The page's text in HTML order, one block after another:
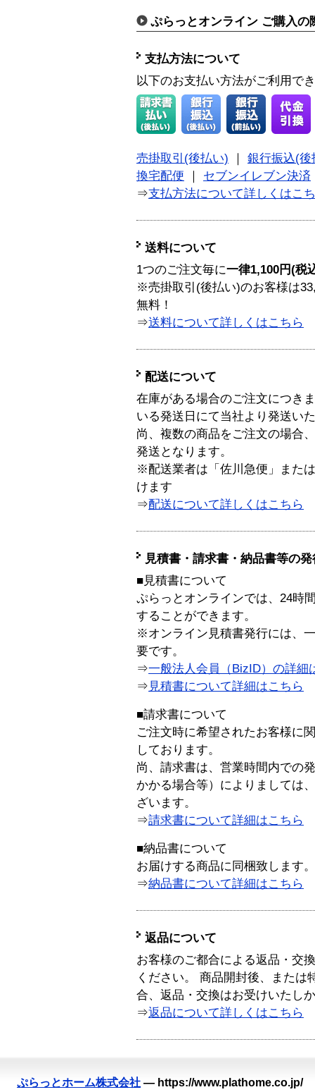
ぷらっとオンライン ご購入の
支払方法について
以下のお支払い方法がご利用で
売掛取引(後払い)
銀行振込(後
換宅配便
セブンイレブン決済
⇒支払方法について詳しくはこ
送料について
1つのご注文毎に一律1,100円(税
※売掛取引(後払い)のお客様は
無料！
⇒送料について詳しくはこちら
配送について
在庫がある場合のご注文につき
いる発送日にて当社より発送い
尚、複数の商品をご注文の場合
発送となります。
※配送業者は「佐川急便」また
けます
⇒配送について詳しくはこちら
見積書・請求書・納品書等の
■見積書について
ぷらっとオンラインでは、24時
することができます。
※オンライン見積書発行には、
要です。
⇒一般法人会員（BizID）の詳細
⇒ 見積書について詳細はこちら
■請求書について
ご注文時に希望されたお客様に
しております。
尚、請求書は、営業時間内での
かかる場合等）によりましては
ざいます。
⇒請求書について詳細はこちら
■納品書について
お届けする商品に同梱致します。
⇒納品書について詳細はこちら
返品について
お客様のご都合による返品・交
ください。 商品開封後、または
合、返品・交換はお受けいたし
⇒返品について詳しくはこちら
ぷらっとホーム株式会社 — https://www.plathome.co.jp/